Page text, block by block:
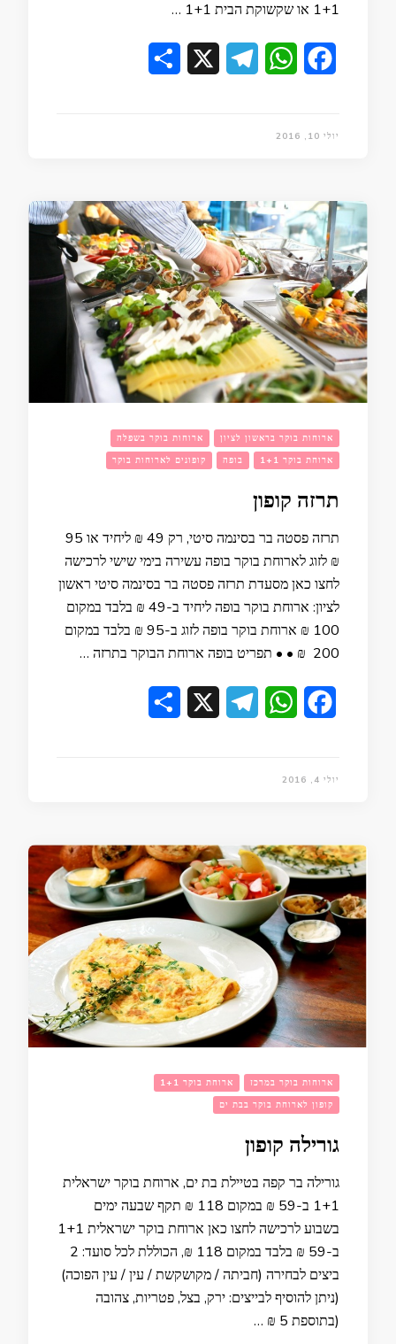
1+1 או שקשוקת הבית 1+1 …
Facebook
WhatsApp
Telegram
יולי 10, 2016
ארוחות בוקר בראשון לציון
ארוחות בוקר בשפלה
ארוחת בוקר 1+1
בופה קופונים לארוחות בוקר
תרזה קופון
תרזה פסטה בר בסינמה סיטי, רק 49 ₪ ליחיד או 95
₪ לזוג לארוחת בוקר בופה עשירה בימי שישי לרכישה
לחצו כאן מסעדת תרזה פסטה בר בסינמה סיטי ראשון
לציון: ארוחת בוקר בופה ליחיד ב-49 ₪ בלבד במקום
100 ₪ ארוחת בוקר בופה לזוג ב-95 ₪ בלבד במקום
200 ₪ • • תפריט בופה ארוחת הבוקר בתרזה …
Facebook
WhatsApp
Telegram
יולי 4, 2016
ארוחות בוקר במרכז
ארוחת בוקר 1+1
קופון לארוחת בוקר בבת ים
גורילה קופון
גורילה בר קפה בטיילת בת ים, ארוחת בוקר ישראלית
1+1 ב-59 ₪ במקום 118 ₪ תקף שבעה ימים
בשבוע לרכישה לחצו כאן ארוחת בוקר ישראלית 1+1
ב-59 ₪ בלבד במקום 118 ₪, הכוללת לכל סועד: 2
ביצים לבחירה (חביתה / מקושקשת / עין / עין הפוכה)
(ניתן להוסיף לבייצים: ירק, בצל, פטריות, צהובה
(בתוספת 5 ₪ …